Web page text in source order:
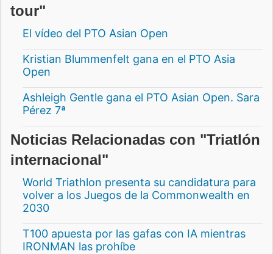
tour"
El vídeo del PTO Asian Open
Kristian Blummenfelt gana en el PTO Asia
Open
Ashleigh Gentle gana el PTO Asian Open. Sara
Pérez 7ª
Noticias Relacionadas con "Triatlón
internacional"
World Triathlon presenta su candidatura para
volver a los Juegos de la Commonwealth en
2030
T100 apuesta por las gafas con IA mientras
IRONMAN las prohíbe